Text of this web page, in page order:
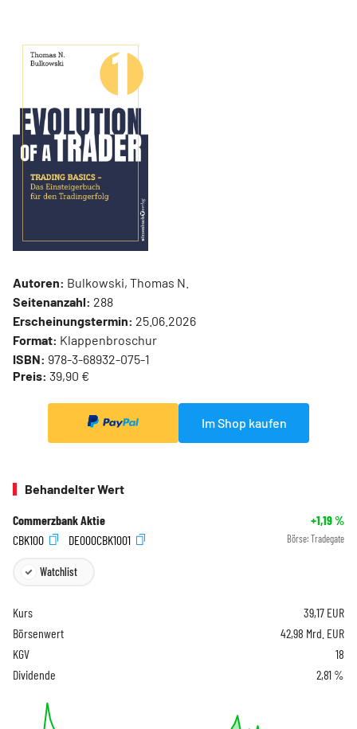
Autoren: Bulkowski, Thomas N.
Seitenanzahl: 288
Erscheinungstermin: 25.06.2026
Format: Klappenbroschur
ISBN: 978-3-68932-075-1
Preis: 39,90 €
Im Shop kaufen
Behandelter Wert
Commerzbank Aktie +1,19%
CBK100
DE000CBK1001 Börse: Tradegate
Watchlist
Kurs 39,17 EUR
Börsenwert
42,98 Mrd. EUR
KGV
18
Dividende
2,81 %